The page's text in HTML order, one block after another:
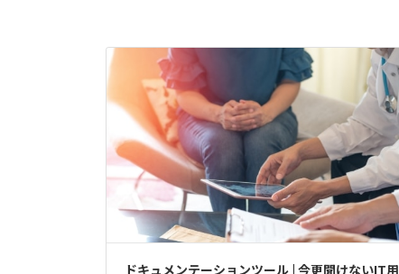
ドキュメンテーションツール | 今更聞けないIT用